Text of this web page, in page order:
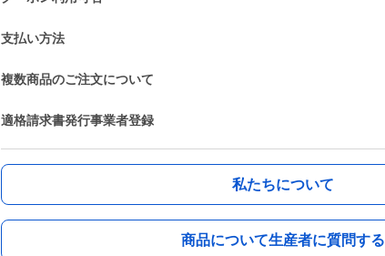
支払い方法
複数商品のご注文について
適格請求書発行事業者登録
私たちについて
商品について生産者に質問する